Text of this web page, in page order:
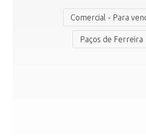
Comercial - Para
Paços de Ferreira